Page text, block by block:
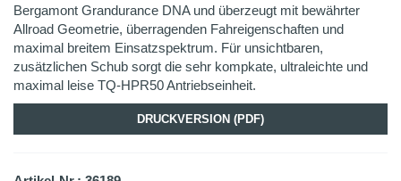
Bergamont Grandurance DNA und überzeugt mit bewährter
Allroad Geometrie, überragenden Fahreigenschaften und
maximal breitem Einsatzspektrum. Für unsichtbaren,
zusätzlichen Schub sorgt die sehr kompkate, ultraleichte und
maximal leise TQ-HPR50 Antriebseinheit.
DRUCKVERSION (PDF)